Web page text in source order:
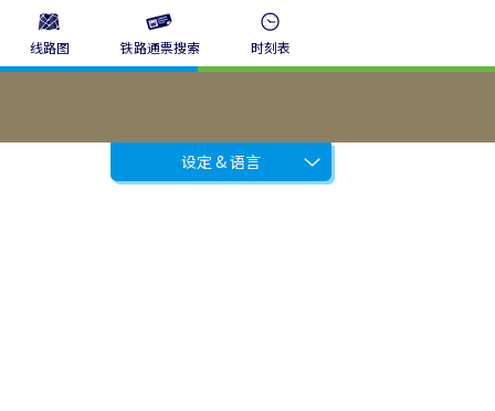
线路图 铁路通票搜索 时刻表
设定 & 语言